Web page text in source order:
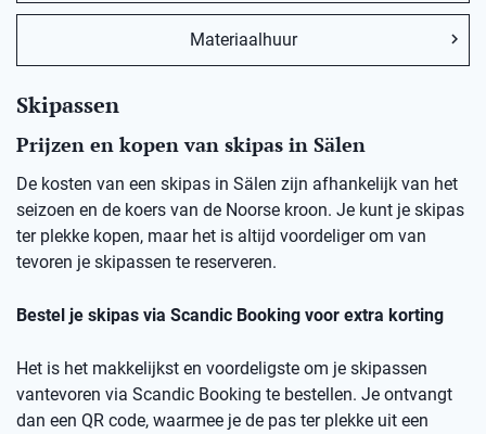
Materiaalhuur
Skipassen
Prijzen en kopen van skipas in Sälen
De kosten van een skipas in Sälen zijn afhankelijk van het
seizoen en de koers van de Noorse kroon. Je kunt je skipas
ter plekke kopen, maar het is altijd voordeliger om van
tevoren je skipassen te reserveren.
Bestel je skipas via Scandic Booking voor extra korting
Het is het makkelijkst en voordeligste om je skipassen
vantevoren via Scandic Booking te bestellen. Je ontvangt
dan een QR code, waarmee je de pas ter plekke uit een